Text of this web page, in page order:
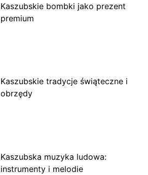
Kaszubskie bombki jako prezent
premium
Kaszubskie tradycje świąteczne i
obrzędy
Kaszubska muzyka ludowa:
instrumenty i melodie